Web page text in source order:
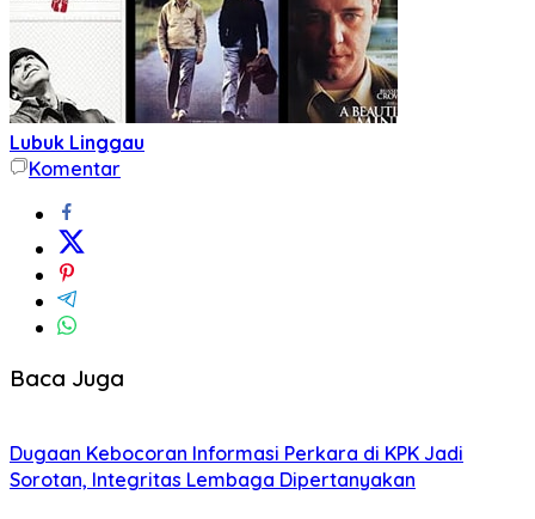
Lubuk Linggau
Komentar
Baca Juga
Dugaan Kebocoran Informasi Perkara di KPK Jadi
Sorotan, Integritas Lembaga Dipertanyakan